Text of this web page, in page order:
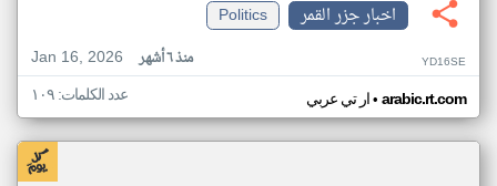
اخبار جزر القمر
Politics
Jan 16, 2026
منذ ٦ أشهر YD16SE
ار تي عربي• arabic.rt.com عدد الكلمات: ١٠٩